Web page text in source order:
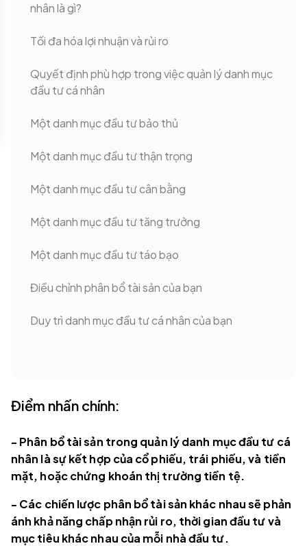
nhân là gì?
Tối đa hóa lợi nhuận và rủi ro
Quyết định phù hợp trong việc quản lý danh mục
đầu tư cá nhân
Một danh mục đầu tư bảo thủ
Một danh mục đầu tư thận trọng
Một danh mục đầu tư cân bằng
Một danh mục đầu tư tăng trưởng
Một danh mục đầu tư táo bạo
Điều chỉnh phân bổ tài sản của bạn
Duy trì danh mục đầu tư cá nhân của bạn
Điểm nhấn chính:
- Phân bổ tài sản trong quản lý danh mục đầu tư cá
nhân là sự kết hợp của cổ phiếu, trái phiếu, và tiền
mặt, hoặc chứng khoán thị trường tiền tệ.
- Các chiến lược phân bổ tài sản khác nhau sẽ phản
ánh khả năng chấp nhận rủi ro, thời gian đầu tư và
mục tiêu khác nhau của mỗi nhà đầu tư.